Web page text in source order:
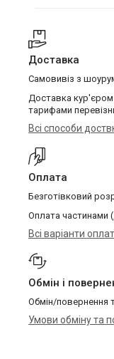
Доставка
Самовивіз з
Доставка
тарифами
Всі способи
Оплата
Безготівковий
Оплата частинами
Всі варіанти
Обмін і
Обмін/повернення
Умови обміну та